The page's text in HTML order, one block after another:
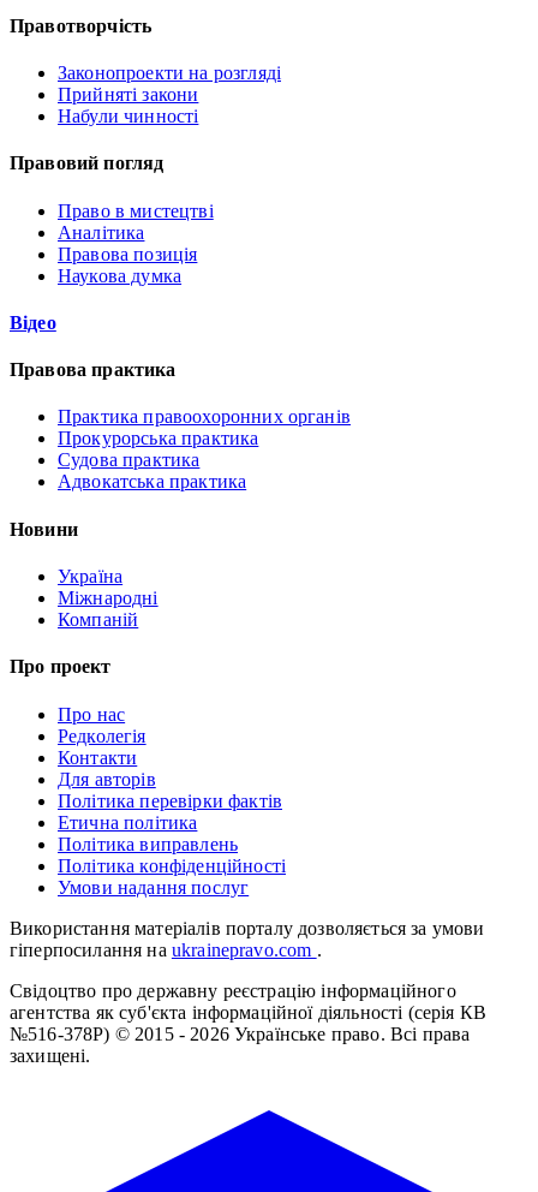
Правотворчість
Законопроекти на розгляді
Прийняті закони
Набули чинності
Правовий погляд
Право в мистецтві
Аналітика
Правова позиція
Наукова думка
Відео
Правова практика
Практика правоохоронних органів
Прокурорська практика
Судова практика
Адвокатська практика
Новини
Україна
Міжнародні
Компаній
Про проект
Про нас
Редколегія
Контакти
Для авторів
Політика перевірки фактів
Етична політика
Політика виправлень
Політика конфіденційності
Умови надання послуг
Використання матеріалів порталу дозволяється за умови
гіперпосилання на ukrainepravo.com .
Свідоцтво про державну реєстрацію інформаційного
агентства як суб'єкта інформаційної діяльності (серія КВ
№516-378Р) © 2015 - 2026 Українське право. Всі права
захищені.